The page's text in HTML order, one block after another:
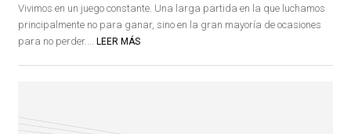
Vivimos en un juego constante. Una larga partida en la que luchamos
principalmente no para ganar, sino en la gran mayoría de ocasiones
para no perder.... LEER MÁS